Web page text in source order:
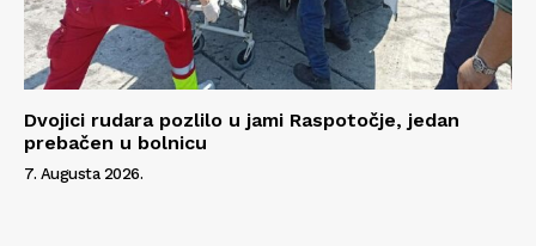
Dvojici rudara pozlilo u jami Raspotočje, jedan
prebačen u bolnicu
7. Augusta 2026.